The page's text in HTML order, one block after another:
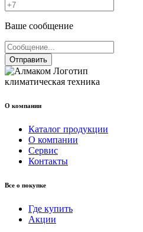
Ваше сообщение
Отправить
климатическая техника
О компании
Каталог продукции
О компании
Сервис
Контакты
Все о покупке
Где купить
Акции